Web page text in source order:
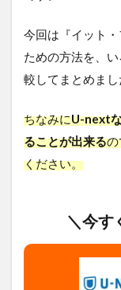
今回は『イット
ための方法を、
較してまとめま
ちなみにU-next
ることが出来るの
ください。
＼今す